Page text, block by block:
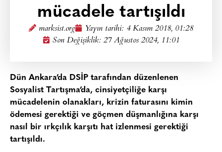
mücadele tartışıldı
marksist.org Yayın tarihi: 4 Kasım 2018, 01:28
Son Değişiklik: 27 Ağustos 2024, 11:01
Dün Ankara’da DSİP tarafından düzenlenen
Sosyalist Tartışma’da, cinsiyetçiliğe karşı
mücadelenin olanakları, krizin faturasını kimin
ödemesi gerektiği ve göçmen düşmanlığına karşı
nasıl bir ırkçılık karşıtı hat izlenmesi gerektiği
tartışıldı.